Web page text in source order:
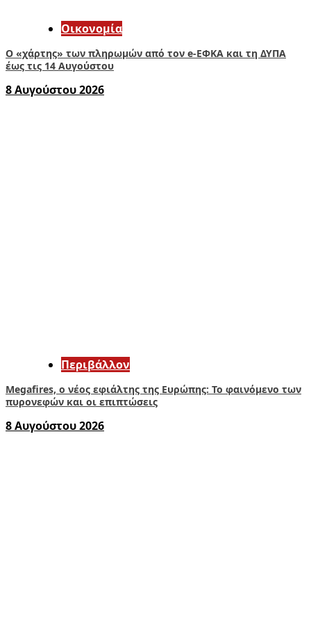
Οικονομία
Ο «χάρτης» των πληρωμών από τον e-ΕΦΚΑ και τη ΔΥΠΑ
έως τις 14 Αυγούστου
8 Αυγούστου 2026
Περιβάλλον
Megafires, ο νέος εφιάλτης της Ευρώπης: Το φαινόμενο των
πυρονεφών και οι επιπτώσεις
8 Αυγούστου 2026